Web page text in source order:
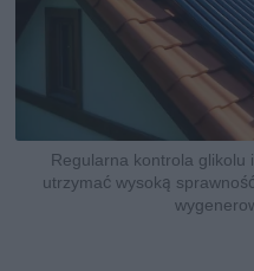
Regularna kontrola glikolu
utrzymać wysoką